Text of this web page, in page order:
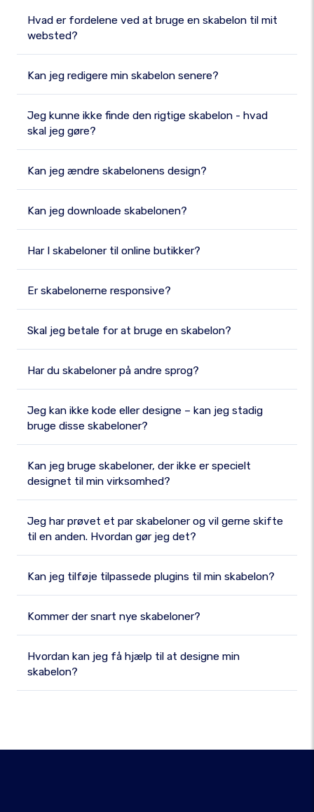
Hvad er fordelene ved at bruge en skabelon til mit
websted?
Kan jeg redigere min skabelon senere?
Jeg kunne ikke finde den rigtige skabelon - hvad
skal jeg gøre?
Kan jeg ændre skabelonens design?
Kan jeg downloade skabelonen?
Har I skabeloner til online butikker?
Er skabelonerne responsive?
Skal jeg betale for at bruge en skabelon?
Har du skabeloner på andre sprog?
Jeg kan ikke kode eller designe – kan jeg stadig
bruge disse skabeloner?
Kan jeg bruge skabeloner, der ikke er specielt
designet til min virksomhed?
Jeg har prøvet et par skabeloner og vil gerne skifte
til en anden. Hvordan gør jeg det?
Kan jeg tilføje tilpassede plugins til min skabelon?
Kommer der snart nye skabeloner?
Hvordan kan jeg få hjælp til at designe min
skabelon?